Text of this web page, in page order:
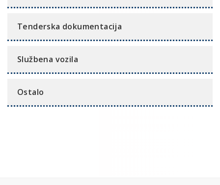
Tenderska dokumentacija
Službena vozila
Ostalo